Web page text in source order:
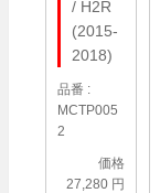
/ H2R
(2015-
2018)
品番 :
MCTP005
2
価格
27,280 円